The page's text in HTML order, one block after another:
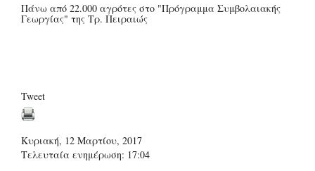
Πάνω από 22.000 αγρότες στο "Πρόγραμμα Συμβολαιακής
Γεωργίας" της Τρ. Πειραιώς
Tweet
Κυριακή, 12 Μαρτίου, 2017
Τελευταία ενημέρωση: 17:04